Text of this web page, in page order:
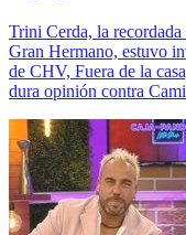
Trini Cerda, la
Gran Hermano, estuvo
de CHV, Fuera de la
dura opinión contra